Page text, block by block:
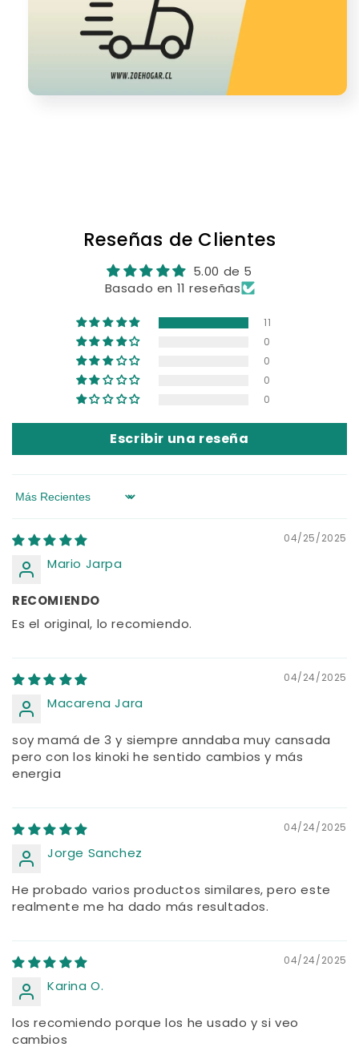
Reseñas de Clientes
5.00 de 5
Basado en 11 reseñas
11
0
0
0
0
Escribir una reseña
Sort by
04/25/2025
Mario Jarpa
RECOMIENDO
Es el original, lo recomiendo.
04/24/2025
Macarena Jara
soy mamá de 3 y siempre anndaba muy cansada
pero con los kinoki he sentido cambios y más
energia
04/24/2025
Jorge Sanchez
He probado varios productos similares, pero este
realmente me ha dado más resultados.
04/24/2025
Karina O.
los recomiendo porque los he usado y si veo
cambios